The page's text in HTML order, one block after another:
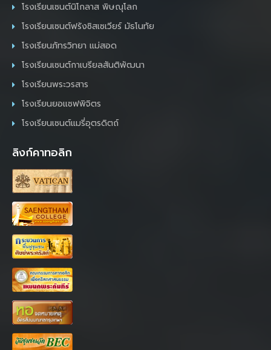
โรงเรียนเซนต์นิโกลาส พิษณุโลก
โรงเรียนเซนต์ฟรังซิสเซเวียร์ มัธโนทัย
โรงเรียนภัทรวิทยา แม่สอด
โรงเรียนเซนต์กาเบรียลสันติพัฒนา
โรงเรียนพระวรสาร
โรงเรียนยอแซฟพิจิตร
โรงเรียนเซนต์แมรี่อุตรดิตถ์
ลิงก์คาทอลิก